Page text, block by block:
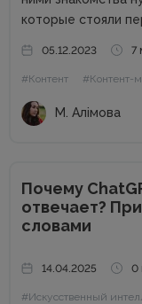
которые стояли
несколько
предлагалась
05.12.2023 7
#Контент #Контент-
М. Алімова
Почему
отвечает?
словами
14.04.2025 0
#Искусственный